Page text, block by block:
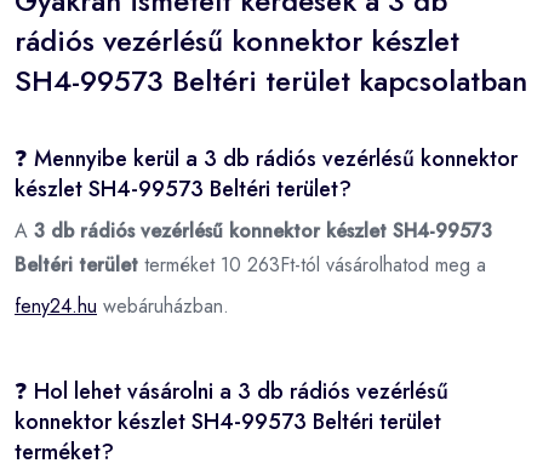
rádiós vezérlésű konnektor készlet
SH4-99573 Beltéri terület kapcsolatban
❓ Mennyibe kerül a 3 db rádiós vezérlésű konnektor
készlet SH4-99573 Beltéri terület?
A 3 db rádiós vezérlésű konnektor készlet SH4-99573
Beltéri terület terméket 10 263Ft-tól vásárolhatod meg a
feny24.hu webáruházban.
❓ Hol lehet vásárolni a 3 db rádiós vezérlésű
konnektor készlet SH4-99573 Beltéri terület
terméket?